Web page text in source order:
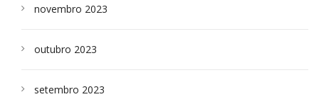
novembro 2023
outubro 2023
setembro 2023